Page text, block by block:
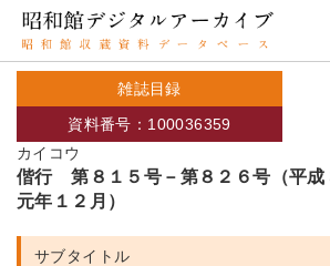
雑誌目録
カイコウ
資料番号：100036359
偕行 第８１５号－第８２６号（平成
元年１２月）
サブタイトル